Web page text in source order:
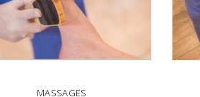
MASSAGES